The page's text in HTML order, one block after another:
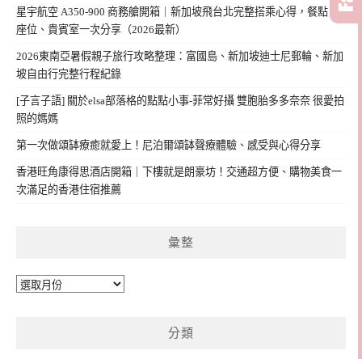
星宇航空 A350-900 商務艙開箱｜新加坡飛台北完整搭乘心得，餐點、
座位、貴賓室一次分享（2026最新）
2026東南亞暑假親子旅行攻略整理：富國島、新加坡迪士尼郵輪、新加
坡自由行完整行程紀錄
[子言子語] 關於elsa部落格的點點小事-菲常好攝 雙胞胎多多奈奈 很愛拍
照的媽媽
第一次做頌缽療癒就愛上！尼泊爾頌缽聲療體驗、感受與心得分享
香港旺角康得思酒店開箱｜下樓就是朗豪坊！交通超方便、購物美食一
次滿足的香港住宿推薦
彙整
彙
分類